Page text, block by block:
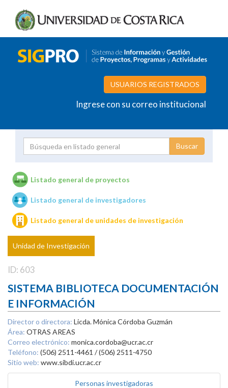
USUARIOS REGISTRADOS
Ingrese con su correo institucional
Unidades de investigación
Listado general de proyectos
Listado general de investigadores
Listado general de unidades de investigación
Unidad de Investigación
ID: 603
SISTEMA BIBLIOTECA DOCUMENTACIÓN
E INFORMACIÓN
Director o directora: Licda. Mónica Córdoba Guzmán
Área: OTRAS AREAS
Correo electrónico: monica.cordoba@ucr.ac.cr
Teléfono: (506) 2511-4461 / (506) 2511-4750
Sitio web: www.sibdi.ucr.ac.cr
Personas investigadoras